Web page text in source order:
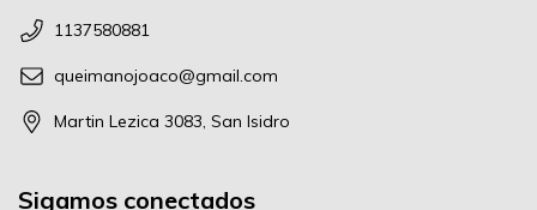
1137580881
queimanojoaco@gmail.com
Martin Lezica 3083, San Isidro
Sigamos conectados